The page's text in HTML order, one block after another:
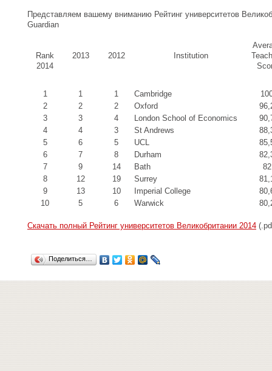
Представляем вашему вниманию Рейтинг университетов
Guardian
Rank
2014
2013 2012 Institution
1 1 1 Cambridge
2
2 2 Oxford
3
3 4 London School of Economics
4
4 3 St Andrews
5
6 5 UCL
6
7 8 Durham
7
9 14 Bath
82
8
12 19 Surrey
9
13 10 Imperial College
10
5 6 Warwick
Скачать полный Рейтинг университетов Великобритании 2014
Поделиться…